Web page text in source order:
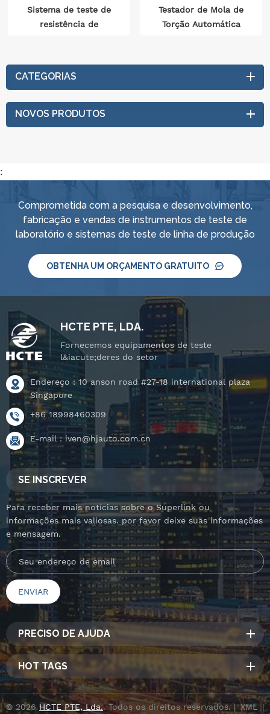
Sistema de teste de
resistência de
equipamentos elétricos
automotivos
Testador de Mola de
Torção Automática
CATEGORIAS
NOVOS PRODUTOS
:
Comprometida com a pesquisa e desenvolvimento,
fabricação e vendas de instrumentos de teste de
laboratório e sistemas de teste de linha de produção
OBTENHA UM ORÇAMENTO GRATUITO
HCTE PTE, LDA.
Fornecemos equipamentos de teste
l&iacute;deres do setor
Endereço : 10 anson road #27-18 international plaza
Singapore
+86 18998460309
E-mail :iven@hjauto.com.cn
SE INSCREVER
Para receber mais notícias sobre o Superlink ou
informações mais valiosas. por favor deixe suas informações
e mensagem.
PRECISO DE AJUDA
HOT TAGS
© 2026HCTE PTE, Lda.. Todos os direitos reservados. | XML |